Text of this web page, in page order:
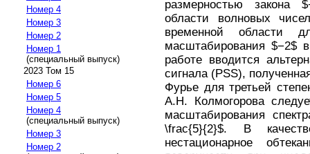
Номер 4
Номер 3
Номер 2
Номер 1
(специальный выпуск)
2023 Том 15
Номер 6
Номер 5
Номер 4
(специальный выпуск)
Номер 3
Номер 2
размерностью закона
области волновых
временной области
масштабирования $−2$
работе вводится
сигнала (PSS),
Фурье для третьей
А.Н. Колмогорова
масштабирования
\frac{5}{2}$. В
нестационарное